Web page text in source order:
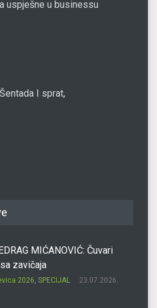
uspješne u businessu
I sprat,
MIĆANOVIĆ: Čuvari
zavičaja
2026, SPECIJAL 23.07.2026.